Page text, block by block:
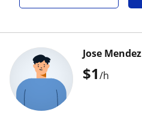
$1/h
Jose Mendez